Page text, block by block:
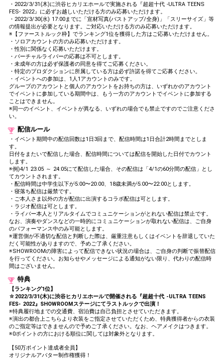
・2022/3/31(木)に渋谷ヒカリエホールで実施される『超超十代 -ULTRA TEENS
FES- 2022』に必ずお越しいただける方のみ応募いただけます。
・2022/3/30(水) 17:00までに「宣材写真(バストアップ/全身)」「スリーサイズ」等
の情報提出が必要となります。ご対応いただける方のみ応募いただけます。
※【ファーストルック枠】でランキング1位を獲得した方はご応募いただけません。
・ソロアカウントの方のみ応募いただけます。
・性別に関係なく応募いただけます。
・バーチャルライバーの応募は不可とします。
・未成年の方は必ず保護者の同意を得てご応募ください。
・特定のプロダクションに所属している方は必ず許諾を得てご応募ください。
・イベントへの参加は、1人1アカウントのみです。
グループのアカウントと個人のアカウントをお持ちの方は、いずれかのアカウント
でイベントに参加している期間中は、もう一方のアカウントでイベントに参加する
ことはできません。
※同一のイベント、イベントが異なる、いずれの場合でも禁止ですのでご注意くださ
い。
配信ルール
・イベント期間中の配信回数は1日3回まで、配信時間は1日合計2時間までとしま
す。
日付をまたいで配信した場合、配信時間については配信を開始した日付でカウント
します。
※例)4/1 23:05 ～ 24:05にて配信した場合、その配信は「4/1の60分間の配信」とし
てカウントされます。
・配信時間は中学生以下が5:00〜20:00、18歳未満が5:00〜22:00とします。
・寝落ち配信は厳禁です。
・ご本人さま以外の方が配信に出演するコラボ配信は可とします。
・ラジオ配信は可とします。
・ライバー本人とリアルタイムでコミュニケーションがとれない配信は禁止です。
なお、演奏やダンスなどの一時的にコミュニケーションが取れない配信は、ご自身
のパフォーマンス中のみ可能とします。
※運営側が不適切な配信と判断した際は、厳重注意もしくはイベントを辞退していた
だく可能性がありますので、予めご了承ください。
※SHOWROOMの障害によって配信できない状況の場合は、ご自身の判断で振替配信
を行ってください。お知らせやメッセージによる通知がない限り、代わりの配信時
間はございません。
特典
【ランキング1位】
☆2022/3/31(木)に渋谷ヒカリエホールで開催される『超超十代 -ULTRA TEENS
FES- 2022』SHOWROOMステージにてラストルックで出演！
※特典履行地までの交通費、宿泊費は自己負担とさせていただきます。
※演出の都合上こちらより衣装をご指定させていただくため、特典獲得者からの衣装
のご指定等はできませんので予めご了承ください。なお、ヘアメイクはつきます。
※0ポイントの方における順位に関しては対象外となります。
【50万ポイント達成者全員】
オリジナルアバター制作権獲得！